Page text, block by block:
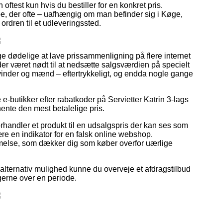
oftest kun hvis du bestiller for en konkret pris.
der ofte – uafhængig om man befinder sig i Køge,
til et udleveringssted.
at lave prissammenligning på flere internet
været nødt til at nedsætte salgsværdien på specielt
og mænd – eftertrykkeligt, og endda nogle gange
butikker efter rabatkoder på Servietter Katrin 3-lags
den mest betalelige pris.
et produkt til en udsalgspris der kan ses som
en indikator for en falsk online webshop.
som dækker dig som køber overfor uærlige
mulighed kunne du overveje et afdragstilbud
over en periode.